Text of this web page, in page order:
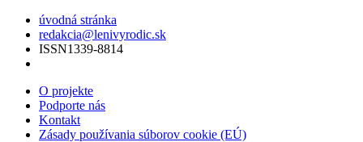
úvodná stránka
redakcia@lenivyrodic.sk
ISSN1339-8814
O projekte
Podporte nás
Kontakt
Zásady používania súborov cookie (EÚ)